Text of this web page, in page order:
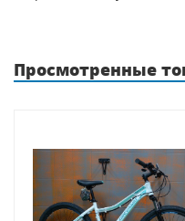
Просмотренные